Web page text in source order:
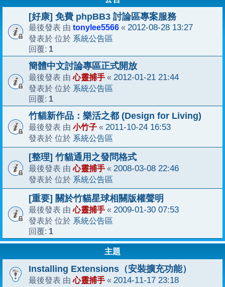
[好康] 免費 phpBB3 討論區專案服務
最後發表 由 tonylee5566 « 2012-08-28 13:27
發表於 位於 系統公告區
回覆: 1
簡體中文討論專區正式開放
最後發表 由心靈捕手 « 2012-01-21 21:44
發表於 位於 系統公告區
回覆: 1
竹貓新作品：樂活之都 (Design for Living)
最後發表 由 小竹子 « 2011-10-24 16:53
發表於 位於 系統公告區
[整理] 竹貓通用之發問格式
最後發表 由心靈捕手 « 2008-03-08 22:46
發表於 位於 系統公告區
[重要] 關於竹貓星球相關版權聲明
最後發表 由心靈捕手 « 2009-01-30 07:53
發表於 位於 系統公告區
回覆: 1
主題
Installing Extensions（安裝擴充功能）
最後發表 由心靈捕手 « 2014-11-17 23:18